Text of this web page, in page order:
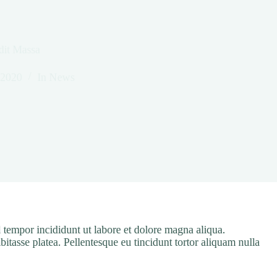
incididunt ut labore et dolore magna aliqua.
platea. Pellentesque eu tincidunt tortor aliquam nulla